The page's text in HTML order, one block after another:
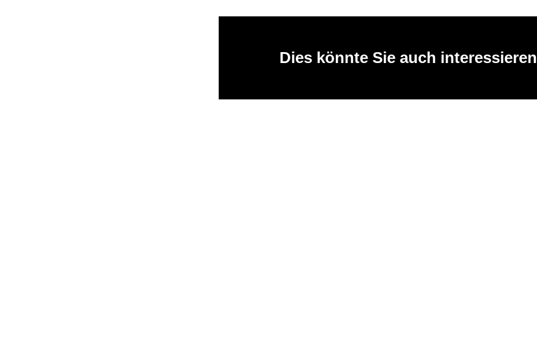
Dies könnte Sie auch interessieren